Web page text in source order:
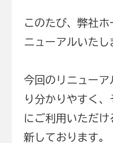
このたび、弊社
ニューアルいたし
今回のリニューア
り分かりやすく
にご利用いただ
新しております。